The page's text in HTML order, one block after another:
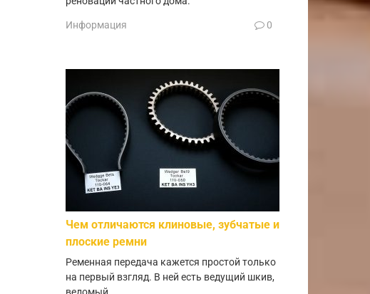
Информация 0
Чем отличаются клиновые, зубчатые и
плоские ремни
Ременная передача кажется простой только
на первый взгляд. В ней есть ведущий шкив,